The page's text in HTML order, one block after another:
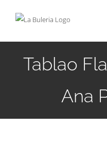
Tablao
Ana